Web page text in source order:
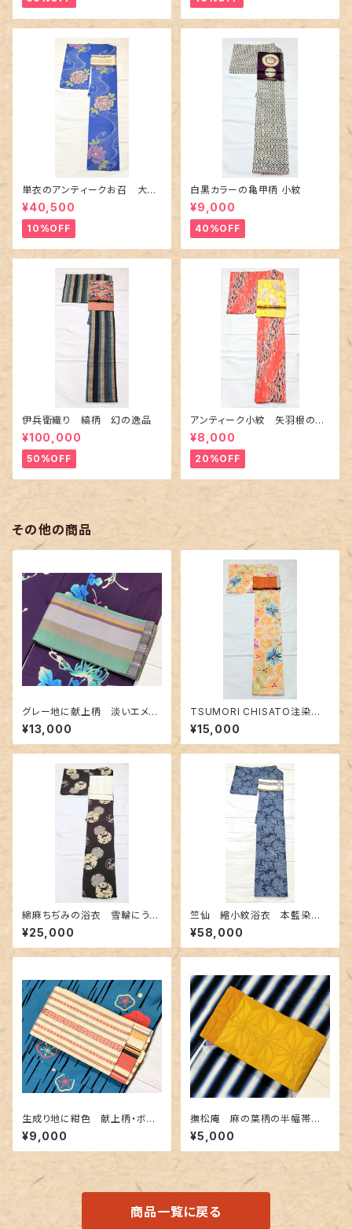
単衣のアンティークお召 大輪
の薔薇柄柄
¥40,500
10%OFF
白黒カラーの亀甲柄 小紋
¥9,000
40%OFF
伊兵衛織り 縞柄 幻の逸品
¥100,000
50%OFF
アンティーク小紋 矢羽根の地
紋に短冊柄 裄６６cm
¥8,000
20%OFF
その他の商品
グレー地に献上柄 淡いエメラ
ルドグリーン 博多織りリバー
シブル半幅帯
¥13,000
TSUMORI CHISATO注染浴
衣 未使用品〜花火のようなお
花柄〜
¥15,000
綿麻ちぢみの浴衣 雪輪にうさ
ぎ柄
¥25,000
竺仙 縮小紋浴衣 本藍染
め〜長板中形の華やか花と扇
柄〜
¥58,000
生成り地に紺色 献上柄・ボー
ダー柄のリバーシブル 博多織
り半幅帯
¥9,000
撫松庵 麻の葉柄の半幅帯
黄色✕金茶色
¥5,000
商品一覧に戻る